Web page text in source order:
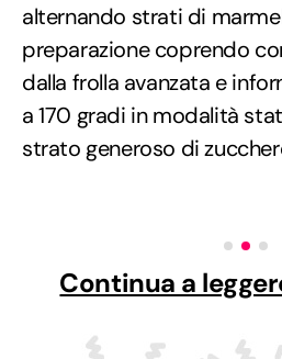
alternando strati di
preparazione coprendo
dalla frolla avanzata e
a 170 gradi in modalità
strato generoso di
Continua a